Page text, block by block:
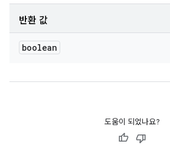
반환 값
boolean
도움이 되었나요?